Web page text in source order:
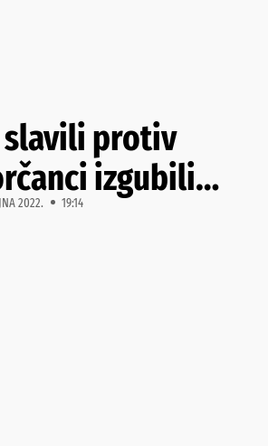
protiv
izgubili…
2022. 19:14